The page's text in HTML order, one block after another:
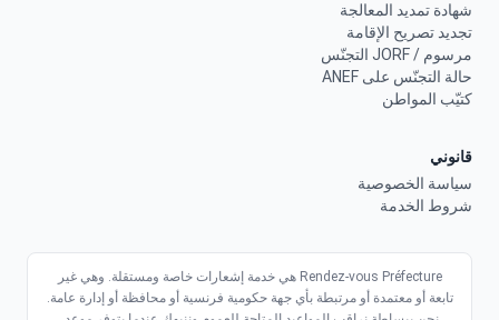
شهادة تمديد المعالجة
تجديد تصريح الإقامة
مرسوم / JORF التجنّس
حالة التجنّس على ANEF
كتيّب المواطن
قانوني
سياسة الخصوصية
شروط الخدمة
Rendez-vous Préfecture هي خدمة إشعارات خاصة ومستقلة. وهي غير
تابعة أو معتمدة أو مرتبطة بأي جهة حكومية فرنسية أو محافظة أو إدارة عامة.